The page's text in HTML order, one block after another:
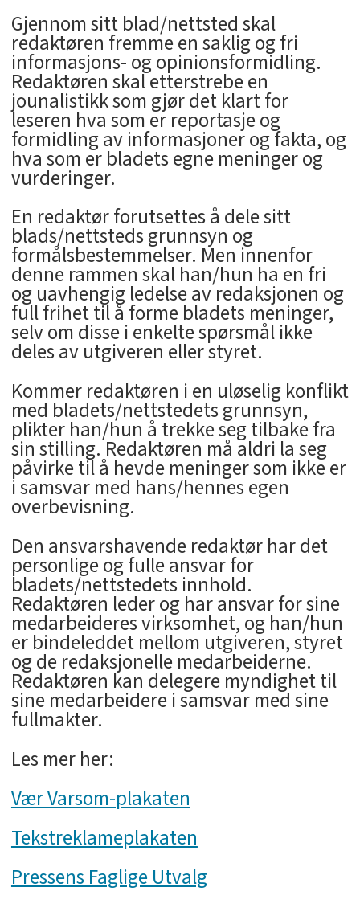
Gjennom sitt blad/nettsted skal
redaktøren fremme en saklig og fri
informasjons- og opinionsformidling.
Redaktøren skal etterstrebe en
jounalistikk som gjør det klart for
leseren hva som er reportasje og
formidling av informasjoner og fakta, og
hva som er bladets egne meninger og
vurderinger.
En redaktør forutsettes å dele sitt
blads/nettsteds grunnsyn og
formålsbestemmelser. Men innenfor
denne rammen skal han/hun ha en fri
og uavhengig ledelse av redaksjonen og
full frihet til å forme bladets meninger,
selv om disse i enkelte spørsmål ikke
deles av utgiveren eller styret.
Kommer redaktøren i en uløselig konflikt
med bladets/nettstedets grunnsyn,
plikter han/hun å trekke seg tilbake fra
sin stilling. Redaktøren må aldri la seg
påvirke til å hevde meninger som ikke er
i samsvar med hans/hennes egen
overbevisning.
Den ansvarshavende redaktør har det
personlige og fulle ansvar for
bladets/nettstedets innhold.
Redaktøren leder og har ansvar for sine
medarbeideres virksomhet, og han/hun
er bindeleddet mellom utgiveren, styret
og de redaksjonelle medarbeiderne.
Redaktøren kan delegere myndighet til
sine medarbeidere i samsvar med sine
fullmakter.
Les mer her:
Vær Varsom-plakaten
Tekstreklameplakaten
Pressens Faglige Utvalg